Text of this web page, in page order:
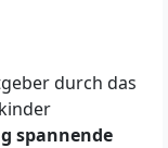
durch das
spannende